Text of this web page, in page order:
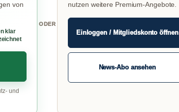
von
klar
und
ODER
nutzen weitere Premium-Angebote.
Einloggen / Mitgliedskonto öffnen
News-Abo ansehen